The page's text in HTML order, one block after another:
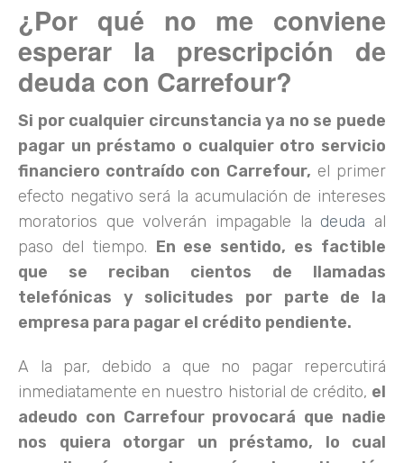
¿Por qué no me conviene
esperar la prescripción de
deuda con Carrefour?
Si por cualquier circunstancia ya no se puede
pagar un préstamo o cualquier otro servicio
financiero contraído con Carrefour, el primer
efecto negativo será la acumulación de intereses
moratorios que volverán impagable la deuda al
paso del tiempo. En ese sentido, es factible
que se reciban cientos de llamadas
telefónicas y solicitudes por parte de la
empresa para pagar el crédito pendiente.
A la par, debido a que no pagar repercutirá
inmediatamente en nuestro historial de crédito, el
adeudo con Carrefour provocará que nadie
nos quiera otorgar un préstamo, lo cual